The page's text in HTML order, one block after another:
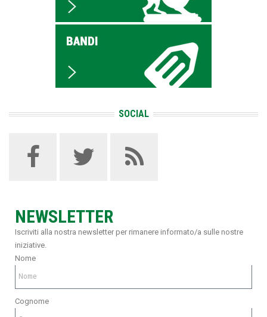
SOCIAL
NEWSLETTER
Iscriviti alla nostra newsletter per rimanere informato/a sulle nostre
iniziative.
Nome
Cognome